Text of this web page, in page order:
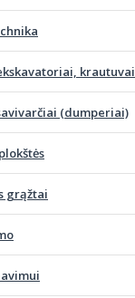
krautuvai
(dumperiai)
grąžtai